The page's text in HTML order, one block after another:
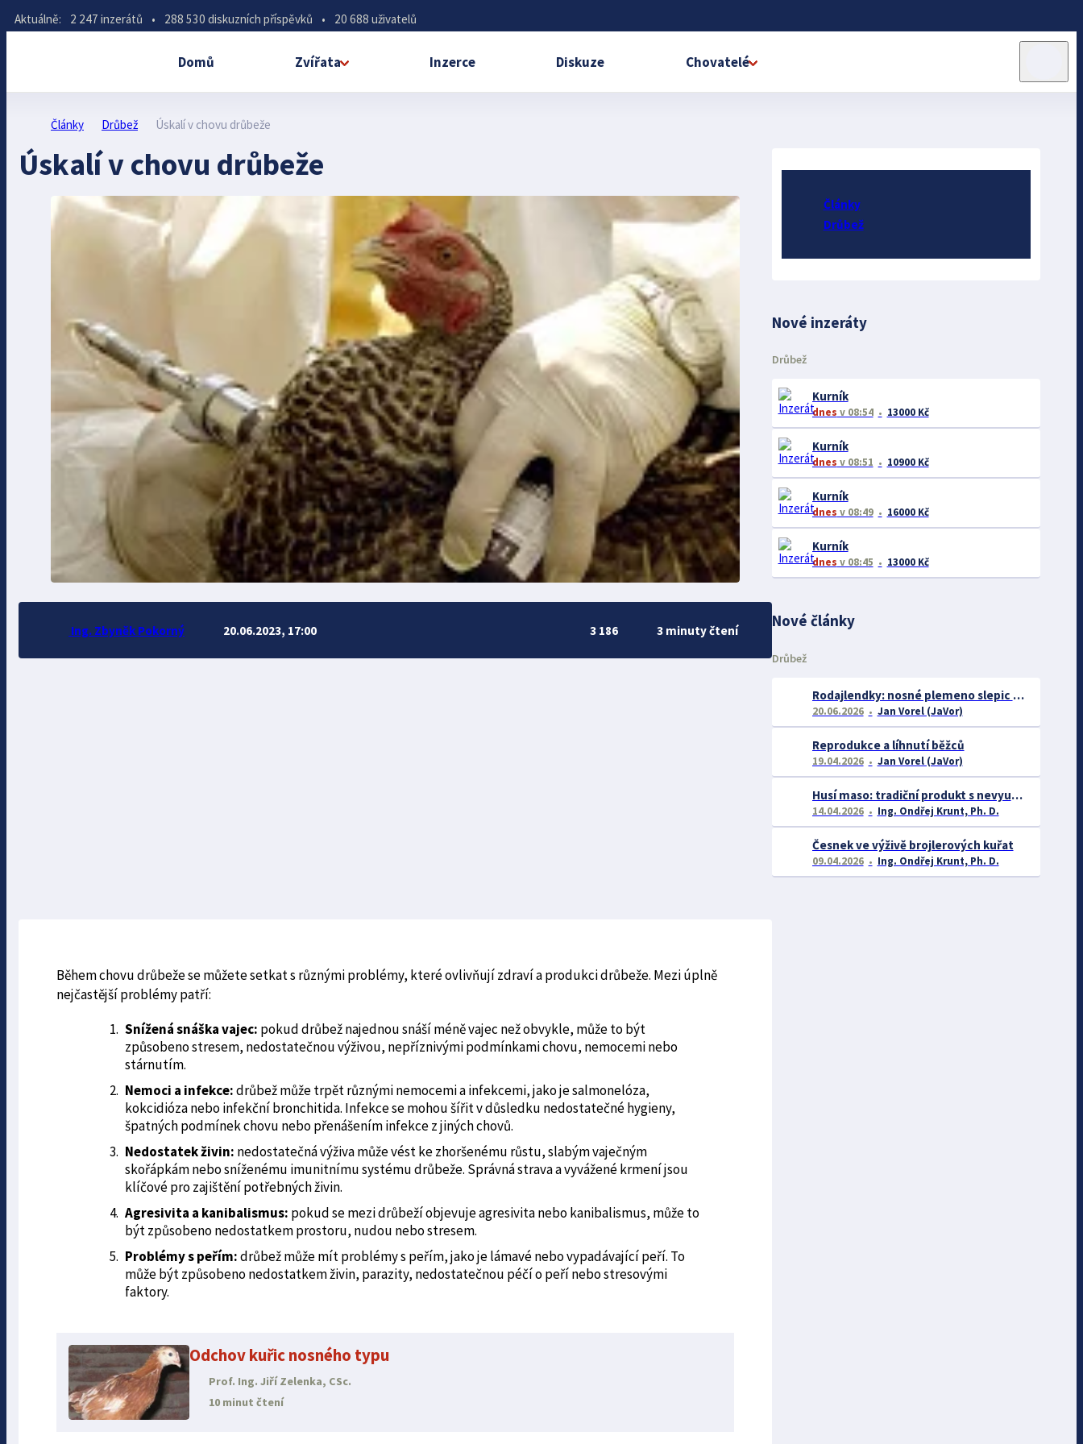
Aktuálně: 2 247 inzerátů • 288 530 diskuzních příspěvků • 20 688 uživatelů
Domů Zvířata Inzerce Diskuze Chovatelé
Články Drůbež Úskalí v chovu drůbeže
Úskalí v chovu drůbeže
Ing. Zbyněk Pokorný 20.06.2023, 17:00 3 186 3 minuty čtení
Během chovu drůbeže se můžete setkat s různými problémy, které ovlivňují zdraví a produkci drůbeže. Mezi úplně
nejčastější problémy patří:
Snížená snáška vajec: pokud drůbež najednou snáší méně vajec než obvykle, může to být
způsobeno stresem, nedostatečnou výživou, nepříznivými podmínkami chovu, nemocemi nebo
stárnutím.
Nemoci a infekce:drůbež může trpět různými nemocemi a infekcemi, jako je salmonelóza,
kokcidióza nebo infekční bronchitida. Infekce se mohou šířit v důsledku nedostatečné hygieny,
špatných podmínek chovu nebo přenášením infekce z jiných chovů.
Nedostatek živin: nedostatečná výživa může vést ke zhoršenému růstu, slabým vaječným
skořápkám nebo sníženému imunitnímu systému drůbeže. Správná strava a vyvážené krmení jsou
klíčové pro zajištění potřebných živin.
Agresivita a kanibalismus: pokud se mezi drůbeží objevuje agresivita nebo kanibalismus, může to
být způsobeno nedostatkem prostoru, nudou nebo stresem.
Problémy s peřím:drůbež může mít problémy s peřím, jako je lámavé nebo vypadávající peří. To
může být způsobeno nedostatkem živin, parazity, nedostatečnou péčí o peří nebo stresovými
faktory.
Odchov kuřic nosného typu
Prof. Ing. Jiří Zelenka, CSc.
10 minut čtení
Články
Drůbež
Nové inzeráty
Drůbež
Kurník
dnes v 08:54 13000 Kč
Kurník
dnes v 08:51 10900 Kč
Kurník
dnes v 08:49 16000 Kč
Kurník
dnes v 08:45 13000 Kč
Nové články
Drůbež
Rodajlendky: nosné plemeno slepic vhodné pro začátečníky
20.06.2026 Jan Vorel (JaVor)
Reprodukce a líhnutí běžců
19.04.2026 Jan Vorel (JaVor)
Husí maso: tradiční produkt s nevyužitým potenciálem
14.04.2026 Ing. Ondřej Krunt, Ph. D.
Česnek ve výživě brojlerových kuřat
09.04.2026 Ing. Ondřej Krunt, Ph. D.